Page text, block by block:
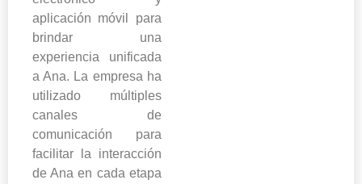
aplicación móvil para
brindar una
experiencia unificada
a Ana. La empresa ha
utilizado múltiples
canales de
comunicación para
facilitar la interacción
de Ana en cada etapa